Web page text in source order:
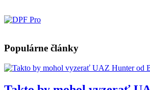
Populárne články